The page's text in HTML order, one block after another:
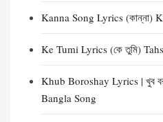
Kanna Song Lyrics (কান্না)
Ke Tumi Lyrics (কে তুমি)
Khub Boroshay Lyrics | খুব
Bangla Song